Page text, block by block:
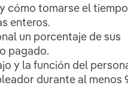
cómo tomarse el tiempo
enteros.
un porcentaje de sus
pagado.
y la función del
durante al menos